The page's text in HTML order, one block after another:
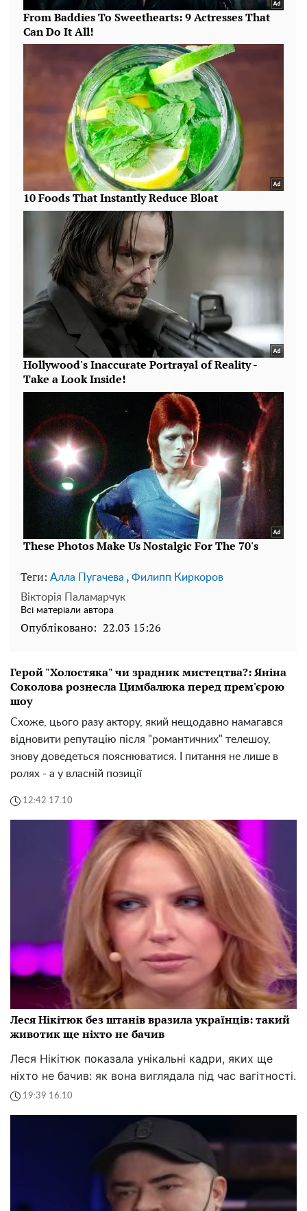
Теги: Алла Пугачева , Филипп Киркоров
Вікторія Паламарчук
Всі матеріали автора
Опубліковано: 22.03 15:26
Герой "Холостяка" чи зрадник мистецтва?: Яніна
Соколова рознесла Цимбалюка перед прем'єрою
шоу
Схоже, цього разу актору, який нещодавно намагався
відновити репутацію після "романтичних" телешоу,
знову доведеться пояснюватися. І питання не лише в
ролях - а у власній позиції
12:42 17.10
Леся Нікітюк без штанів вразила українців: такий
животик ще ніхто не бачив
Леся Нікітюк показала унікальні кадри, яких ще
ніхто не бачив: як вона виглядала під час вагітності.
19:39 16.10